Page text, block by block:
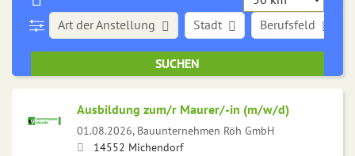
Stadt
Art der Anstellung Berufsfeld
Ausbildung zum/r Maurer/-in (m/w/d)
01.08.2026, Bauunternehmen Röh GmbH
14552 Michendorf